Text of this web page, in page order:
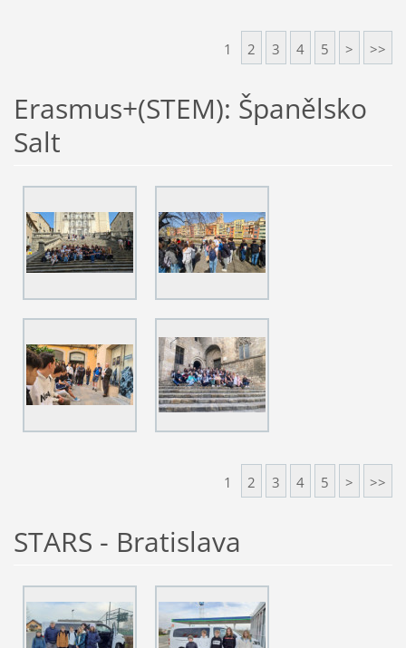
1 2 3 4 5 > >>
Erasmus+(STEM): Španělsko
Salt
1 2 3 4 5 > >>
STARS - Bratislava